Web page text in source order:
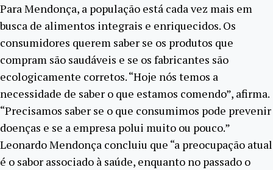
Para Mendonça, a população está cada vez mais em
busca de alimentos integrais e enriquecidos. Os
consumidores querem saber se os produtos que
compram são saudáveis e se os fabricantes são
ecologicamente corretos. “Hoje nós temos a
necessidade de saber o que estamos comendo”, afirma.
“Precisamos saber se o que consumimos pode prevenir
doenças e se a empresa polui muito ou pouco.”
Leonardo Mendonça concluiu que “a preocupação atual
é o sabor associado à saúde, enquanto no passado o